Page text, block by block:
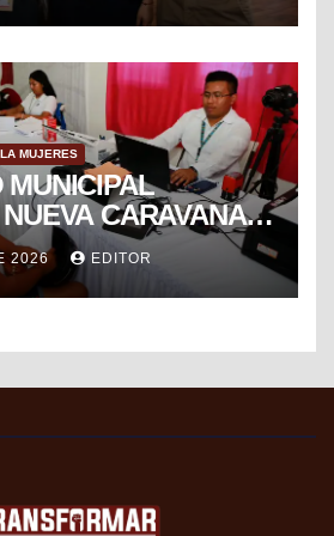
MUJERES
MUNICIPAL
CARAVANA
Y
DEL SAT PARA
FISCALES
2026 EDITOR